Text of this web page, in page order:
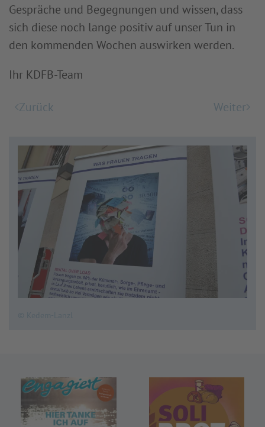
Gespräche und Begegnungen und wissen, dass
sich diese noch lange positiv auf unser Tun in
den kommenden Wochen auswirken werden.
Ihr KDFB-Team
Zurück Weiter